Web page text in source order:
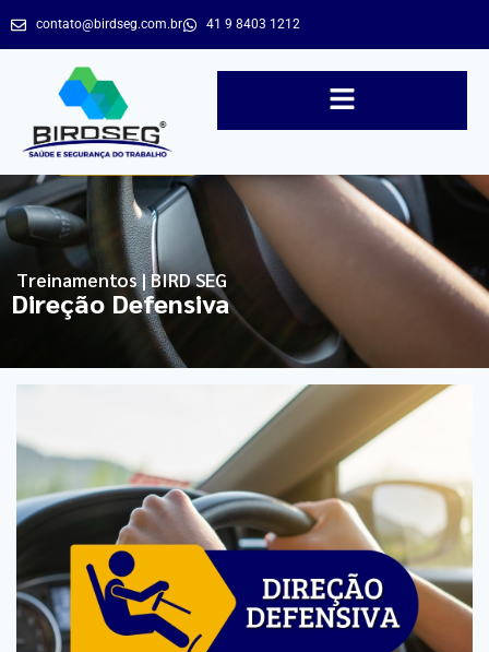
contato@birdseg.com.br 41 9 8403 1212
Treinamentos | BIRD SEG
Direção Defensiva